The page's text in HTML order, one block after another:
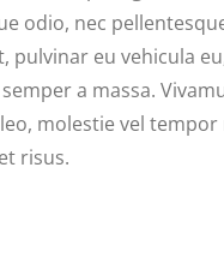
odio, nec
pulvinar eu vehicula
a massa.
molestie vel
risus.